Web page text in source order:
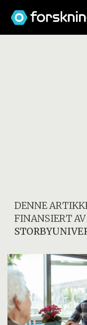
DENNE
FINANSIERT AV